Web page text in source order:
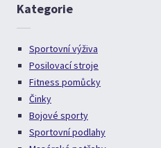
Kategorie
Sportovní výživa
Posilovací stroje
Fitness pomůcky
Činky
Bojové sporty
Sportovní podlahy